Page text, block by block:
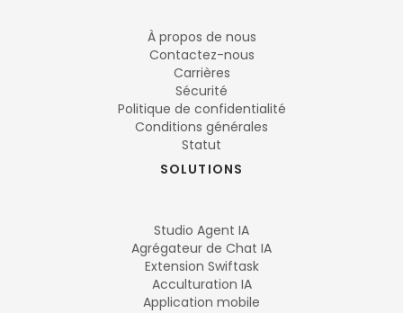
À propos de nous
Contactez-nous
Carrières
Sécurité
Politique de confidentialité
Conditions générales
Statut
SOLUTIONS
Studio Agent IA
Agrégateur de Chat IA
Extension Swiftask
Acculturation IA
Application mobile